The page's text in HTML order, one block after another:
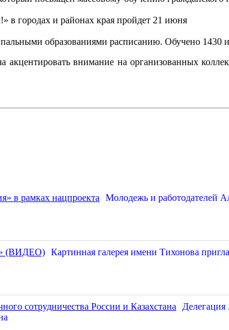
в городах и районах края пройдет 21 июня
образованиями расписанию. Обучено 1430
внимание на организованных
Молодежь и работодателей
Картинная галерея имени Тихонова
Делегация